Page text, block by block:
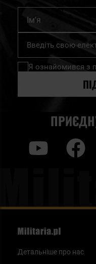
Підпишіться
нашу
розсилку
Я ознайомився з
Детальніше про нас